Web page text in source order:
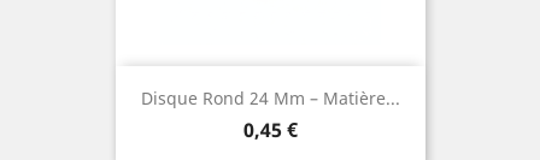
Disque Rond 24 Mm – Matière...
Prix
0,45 €